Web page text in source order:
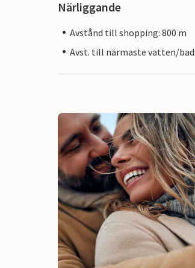
Närliggande
Avstånd till shopping: 800 m
Avst. till närmaste vatten/